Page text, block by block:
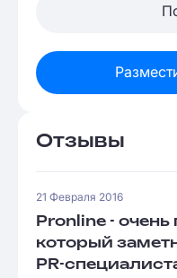
Отзывы
21 Февраля 2016
Pronline -
который
PR-